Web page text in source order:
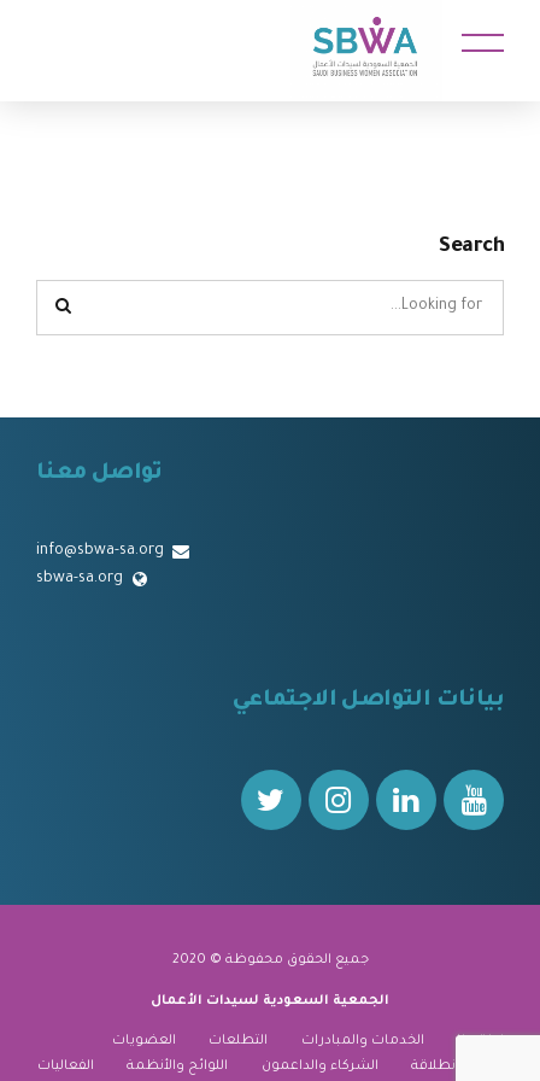
Search
تواصل معنا
info@sbwa-sa.org
sbwa-sa.org
بيانات التواصل الاجتماعي
جميع الحقوق محفوظة © 2020
الجمعية السعودية لسيدات الأعمال
نبذة عنا الخدمات والمبادرات التطلعات
العضويات
منارة الانطلاقة
الشركاء والداعمون اللوائح والأنظمة الفعاليات